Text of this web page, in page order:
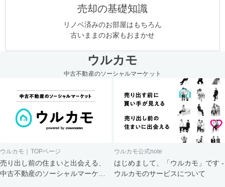
売却の基礎知識
リノベ済みのお部屋はもちろん
古いままのお家もおまかせ
ウルカモ
中古不動産のソーシャルマーケット
ウルカモ｜TOPページ
売り出し前の住まいと出会える、
中古不動産のソーシャルマーケッ
ウルカモ公式note
はじめまして、「ウルカモ」です -
ウルカモのサービスについて